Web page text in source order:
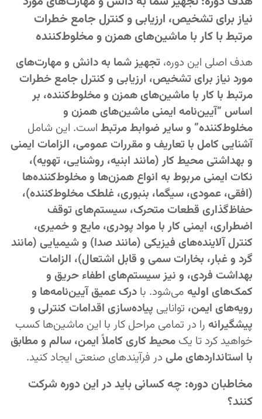
نیاز برای تشخیص، ارزیابی و کنترل جامع خطرات
مرتبط با کار با ماشین‌های همزن و مخلوط‌کننده
هدف اصلی این دوره، تجهیز شما به دانش و مهارت‌های
مورد نیاز برای تشخیص، ارزیابی و کنترل جامع خطرات
مرتبط با کار با ماشین‌های همزن و مخلوط‌کننده، بر
اساس “آیین‌نامه ایمنی ماشین‌های همزن و
مخلوط‌کننده” و سایر ضوابط مرتبط است. این شامل
آشنایی کامل با تعاریف و مقررات عمومی، الزامات ایمنی
و بهداشتی محیط کار (مانند ابنیه، روشنایی، تهویه)،
نکات ایمنی مربوط به انواع همزن‌ها و مخلوط‌کننده‌ها
(افقی، عمودی، سیگما، بنبوری، غلطک مخلوط‌کننده)،
حفاظ‌گذاری قطعات متحرک، سیستم‌های توقف
اضطراری، ایمنی کار با مواد پودری، مایع و خمیری،
کنترل آلاینده‌های فیزیکی (مانند صدا) و شیمیایی (مانند
گرد و غبار، بخارات سمی و قابل اشتعال)، الزامات
بهداشت فردی، و نیز سیستم‌های اطفاء حریق و
کمک‌های اولیه می‌شود. با درک عمیق آیین‌نامه‌ها و
رویه‌های ایمن، توانایی پیاده‌سازی اقدامات کنترلی و
پیشگیرانه را در تمامی مراحل کار با این ماشین‌ها کسب
خواهید کرد تا یک محیط کاری کاملاً ایمن، سالم و مطابق
با استانداردهای ملی در فرآیندهای صنعتی ایجاد کنید.
مخاطبان دوره: چه کسانی باید در این دوره شرکت
کنند؟